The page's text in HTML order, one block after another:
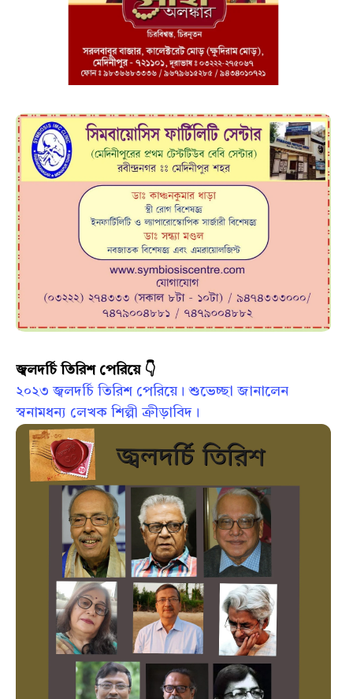
জ্বলদর্চি তিরিশ পেরিয়ে 👇
২০২৩ জ্বলদর্চি তিরিশ পেরিয়ে। শুভেচ্ছা জানালেন
স্বনামধন্য লেখক শিল্পী ক্রীড়াবিদ।